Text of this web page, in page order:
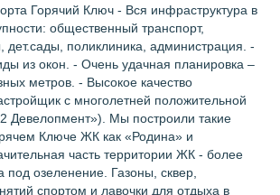
Горячий Ключ - Вся инфраструктура в
общественный транспорт,
дет.сады, поликлиника, администрация. -
из окон. - Очень удачная планировка –
метров. - Высокое качество
с многолетней положительной
Девелопмент»). Мы построили такие
Ключе ЖК как «Родина» и
часть территории ЖК - более
под озеленение. Газоны, сквер,
спортом и лавочки для отдыха в